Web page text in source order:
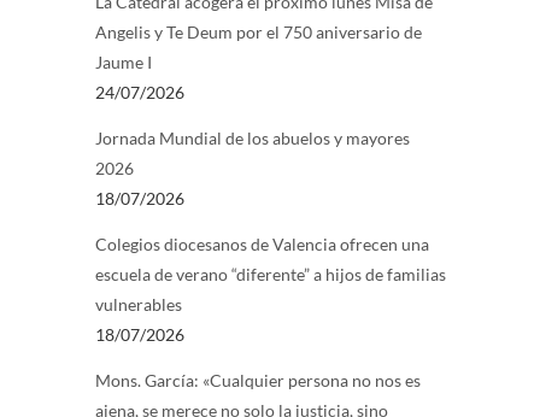
Angelis y Te Deum por el 750 aniversario de
Jaume I
24/07/2026
Jornada Mundial de los abuelos y mayores
2026
18/07/2026
Colegios diocesanos de Valencia ofrecen una
escuela de verano “diferente” a hijos de familias
vulnerables
18/07/2026
Mons. García: «Cualquier persona no nos es
ajena, se merece no solo la justicia, sino